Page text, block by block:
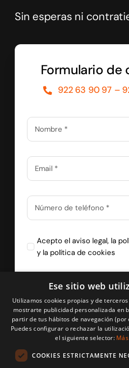
Sin esperas ni
Formulario de
922 63 90 97 –
Acepto elaviso legal, la
y la política de cookies
Recibir
Ese sitio web
Utilizamos cookies propias y de
mostrarte publicidad personalizada en
partir de tus hábitos de navegación
Puedes configurar o rechazar la
el siguiente selector:
COOKIES ESTRICTAMENTE